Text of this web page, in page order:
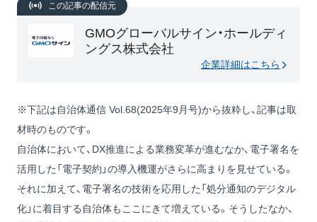
この記事の配信元
GMOグローバルサイン・ホールディ
ングス株式会社
企業詳細はこちら
※下記は自治体通信 Vol.68(2025年9月号)から抜粋し、記事は取
材時のものです。
自治体において、DX推進による業務変革が進むなか、電子署名を
活用した「電子契約」の導入機運がさらに高まりを見せている。
それに加えて、電子署名の技術を応用した「処分通知のデジタル
化」に着目する自治体もここにきて増えている。そうしたなか、